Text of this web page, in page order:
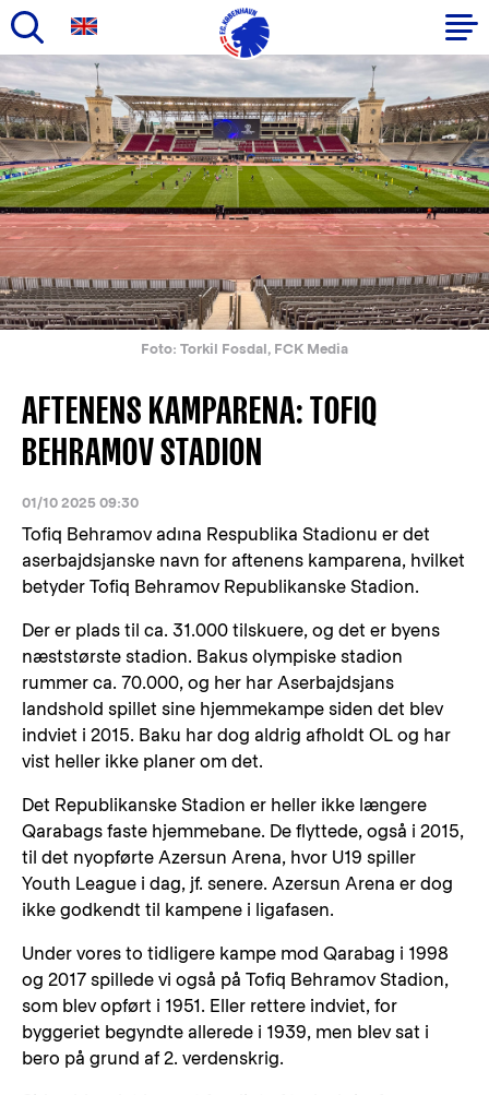
Gå
til
hovedindhold
Primær
navigation
Foto: Torkil Fosdal, FCK Media
AFTENENS KAMPARENA: TOFIQ
BEHRAMOV STADION
01/10 2025 09:30
Tofiq Behramov adına Respublika Stadionu er det
aserbajdsjanske navn for aftenens kamparena, hvilket
betyder Tofiq Behramov Republikanske Stadion.
Der er plads til ca. 31.000 tilskuere, og det er byens
næststørste stadion. Bakus olympiske stadion
rummer ca. 70.000, og her har Aserbajdsjans
landshold spillet sine hjemmekampe siden det blev
indviet i 2015. Baku har dog aldrig afholdt OL og har
vist heller ikke planer om det.
Det Republikanske Stadion er heller ikke længere
Qarabags faste hjemmebane. De flyttede, også i 2015,
til det nyopførte Azersun Arena, hvor U19 spiller
Youth League i dag, jf. senere. Azersun Arena er dog
ikke godkendt til kampene i ligafasen.
Under vores to tidligere kampe mod Qarabag i 1998
og 2017 spillede vi også på Tofiq Behramov Stadion,
som blev opført i 1951. Eller rettere indviet, for
byggeriet begyndte allerede i 1939, men blev sat i
bero på grund af 2. verdenskrig.